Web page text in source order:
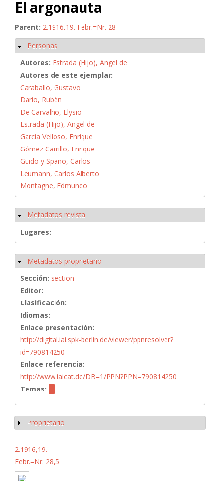
El argonauta
Parent: 2.1916,19. Febr.=Nr. 28
Ocultar
Personas
Autores: Estrada (Hijo), Angel de
Autores de este ejemplar:
Caraballo, Gustavo
Darío, Rubén
De Carvalho, Elysio
Estrada (Hijo), Angel de
García Velloso, Enrique
Gómez Carrillo, Enrique
Guido y Spano, Carlos
Leumann, Carlos Alberto
Montagne, Edmundo
Ocultar
Metadatos revista
Lugares:
Ocultar
Metadatos proprietario
Sección: section
Editor:
Clasificación:
Idiomas:
Enlace presentación:
http://digital.iai.spk-berlin.de/viewer/ppnresolver?
id=790814250
Enlace referencia:
http://www.iaicat.de/DB=1/PPN?PPN=790814250
Temas:
Mostrar
Proprietario
2.1916,19.
Febr.=Nr. 28,5